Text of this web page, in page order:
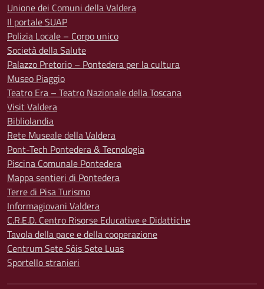
Unione dei Comuni della Valdera
Il portale SUAP
Polizia Locale – Corpo unico
Società della Salute
Palazzo Pretorio – Pontedera per la cultura
Museo Piaggio
Teatro Era – Teatro Nazionale della Toscana
Visit Valdera
Bibliolandia
Rete Museale della Valdera
Pont-Tech Pontedera & Tecnologia
Piscina Comunale Pontedera
Mappa sentieri di Pontedera
Terre di Pisa Turismo
Informagiovani Valdera
C.R.E.D. Centro Risorse Educative e Didattiche
Tavola della pace e della cooperazione
Centrum Sete Sóis Sete Luas
Sportello stranieri